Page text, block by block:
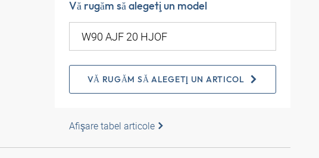
Vă rugăm să alegeţi un model
VĂ RUGĂM SĂ ALEGEŢI UN ARTICOL
Afişare tabel articole